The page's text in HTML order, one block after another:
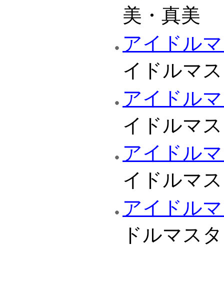
美・真美
アイドル
イドルマ
アイドル
イドルマ
アイドル
イドルマ
アイドル
ドルマス